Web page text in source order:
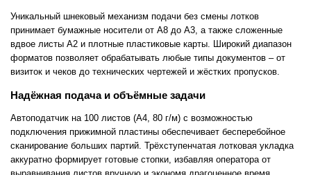
Уникальный шнековый механизм подачи без смены лотков
принимает бумажные носители от A8 до A3, а также сложенные
вдвое листы A2 и плотные пластиковые карты. Широкий диапазон
форматов позволяет обрабатывать любые типы документов – от
визиток и чеков до технических чертежей и жёстких пропусков.
Надёжная подача и объёмные задачи
Автоподатчик на 100 листов (A4, 80 г/м) с возможностью
подключения прижимной пластины обеспечивает бесперебойное
сканирование больших партий. Трёхступенчатая лотковая укладка
аккуратно формирует готовые стопки, избавляя оператора от